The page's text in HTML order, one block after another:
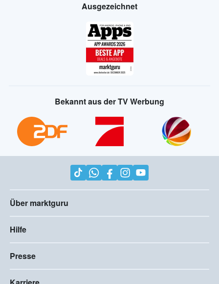
Ausgezeichnet
Bekannt aus der TV Werbung
Über marktguru
Hilfe
Presse